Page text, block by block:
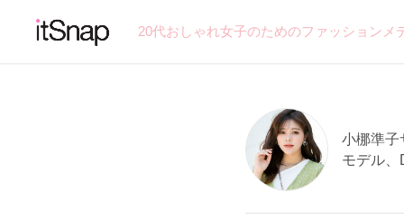
20代おしゃれ女子のためのファッション
小梛準子
モデル